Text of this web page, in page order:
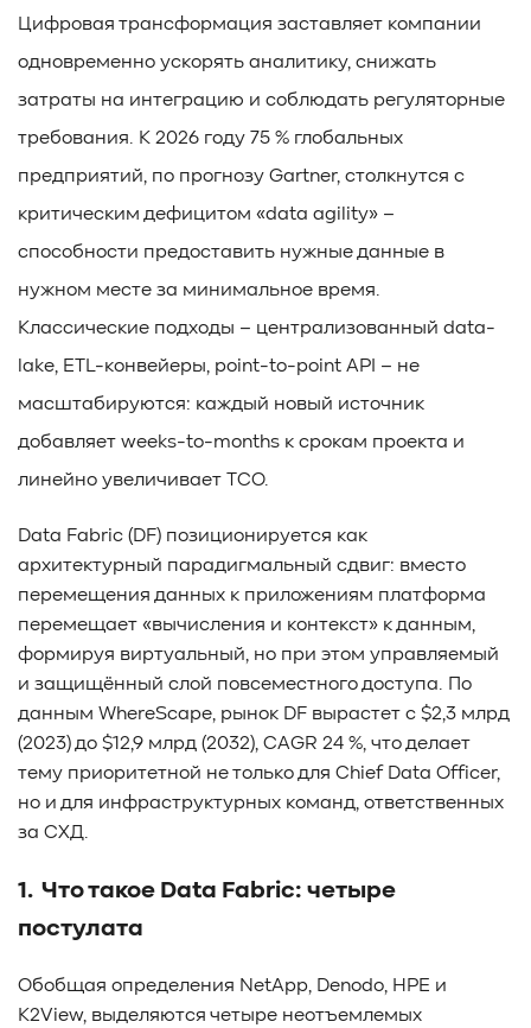
#TCP
#GDS #DIF/DIX #ZeroTrust
#AmongUs
#SensorLM
#ЗащитаДанных
#Product
#DataProcessing
#StorageOffload
#серверы
#DRAM
#HBM #рынок #NVIDIA
#Inference
#KV_cache
#Long-context_LLM
#AI_datacenter
#Кибератака
#architecture
#Векторные базы данных
#AI-инфраструктура
#Enterprise AI
#VAST Data
#WEKA
#Hitachi Vantara #SES
#индустрия
#Вычислительные накопители
#DASE архитектура
#HPC
#Pure Storage
#кэширование
#enterprise SSD
#сonsumer SSD
#storage management
#Redfish
#Sunfish
#SODA Foundation
#disaggregated storage
#NVMe-oF
#производительность
#I/O
#bandwidth
#throughput #block size
#I/O size
#IOPs
#Scality ADI
#S3 over RDMA
#GPU-Direct
#Guardian
#MCP-интеграция
#стандарт
#DRAM-кэш
#EPO-safe cache
#ArmorCache
#Mode Page 08h #биты WCE
Цифровая трансформация заставляет компании
одновременно ускорять аналитику, снижать
затраты на интеграцию и соблюдать регуляторные
требования. К 2026 году 75 % глобальных
предприятий, по прогнозу Gartner, столкнутся с
критическим дефицитом «data agility» –
способности предоставить нужные данные в
нужном месте за минимальное время.
Классические подходы – централизованный data-
lake, ETL-конвейеры, point-to-point API – не
масштабируются: каждый новый источник
добавляет weeks-to-months к срокам проекта и
линейно увеличивает TCO.
Data Fabric (DF) позиционируется как
архитектурный парадигмальный сдвиг: вместо
перемещения данных к приложениям платформа
перемещает «вычисления и контекст» к данным,
формируя виртуальный, но при этом управляемый
и защищённый слой повсеместного доступа. По
данным WhereScape, рынок DF вырастет с $2,3 млрд
(2023) до $12,9 млрд (2032), CAGR 24 %, что делает
тему приоритетной не только для Chief Data Officer,
но и для инфраструктурных команд, ответственных
за СХД.
1. Что такое Data Fabric: четыре
постулата
Обобщая определения NetApp, Denodo, HPE и
K2View, выделяются четыре неотъемлемых